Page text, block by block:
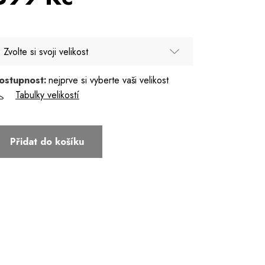
Zvolte si svoji velikost
80
90
nejprve si vyberte vaši velikost
Tabulky velikostí
Přidat do košíku